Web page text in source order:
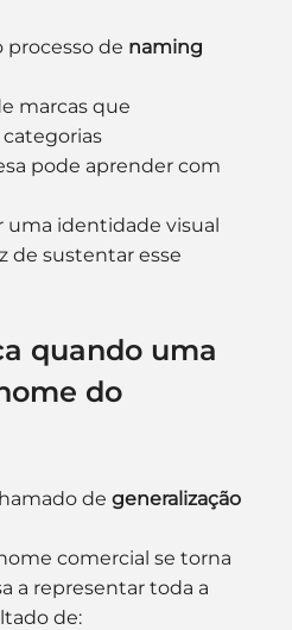
processo de naming
marcas que
pode aprender com
uma identidade visual
de sustentar esse
quando uma
do
de generalização
comercial se torna
a representar toda a
de: